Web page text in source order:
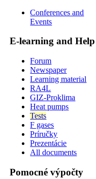
Conferences and
Events
E-learning and Help
Forum
Newspaper
Learning material
RA4L
GIZ-Proklima
Heat pumps
Tests
F gases
Príručky
Prezentácie
All documents
Pomocné výpočty